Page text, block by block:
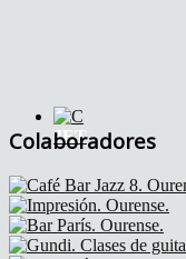
JET
Colaboradores